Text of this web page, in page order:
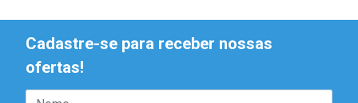
Cadastre-se para receber nossas
ofertas!